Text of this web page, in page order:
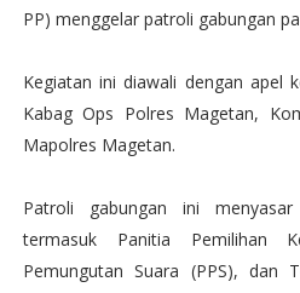
PP) menggelar patroli gabungan
Kegiatan ini diawali dengan apel
Kabag Ops Polres Magetan,
Mapolres Magetan.
Patroli gabungan ini
termasuk Panitia Pemilihan
Pemungutan Suara (PPS), dan